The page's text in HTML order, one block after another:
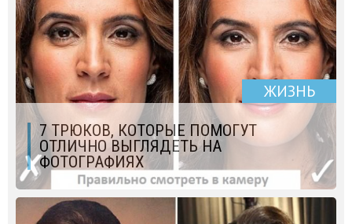
ЖИЗНЬ
7 ТРЮКОВ, КОТОРЫЕ ПОМОГУТ
ОТЛИЧНО ВЫГЛЯДЕТЬ НА
ФОТОГРАФИЯХ